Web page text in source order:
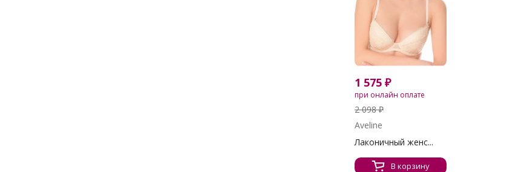
1 575 ₽
при онлайн оплате
2 098 ₽
Aveline
Лаконичный женс...
В корзину